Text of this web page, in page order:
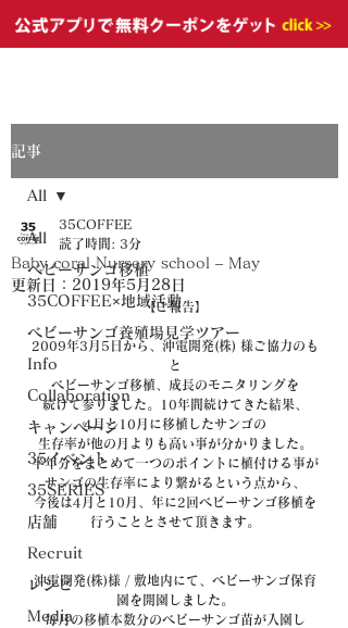
記事
All
ベビーサンゴ移植
35COFFEE×地域活動
ベビーサンゴ養殖場見学ツアー
Info
Collaboration
キャンペーン
35イベント
35SERIES
店舗
Recruit
レシピ
Media
All
Baby coral Nursery school – May
35COFFEE
読了時間: 3分
更新日： 2019年5月28日
【ご報告】
2009年3月5日から、沖電開発(株) 様ご協力のも
と
ベビーサンゴ移植、成長のモニタリングを
続けて参りました。10年間続けてきた結果、
4月と10月に移植したサンゴの
生存率が他の月よりも高い事が分かりました。
半年分をまとめて一つのポイントに植付ける事が
サンゴの生存率により繋がるという点から、
今後は4月と10月、年に2回ベビーサンゴ移植を
行うこととさせて頂きます。
沖電開発(株)様 / 敷地内にて、ベビーサンゴ保育
園を開園しました。
毎月の移植本数分のベビーサンゴ苗が入園し